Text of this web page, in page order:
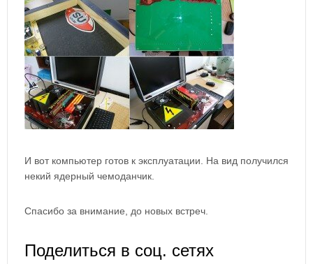
И вот компьютер готов к эксплуатации. На вид получился
некий ядерный чемоданчик.
Спасибо за внимание, до новых встреч.
Поделиться в соц. сетях